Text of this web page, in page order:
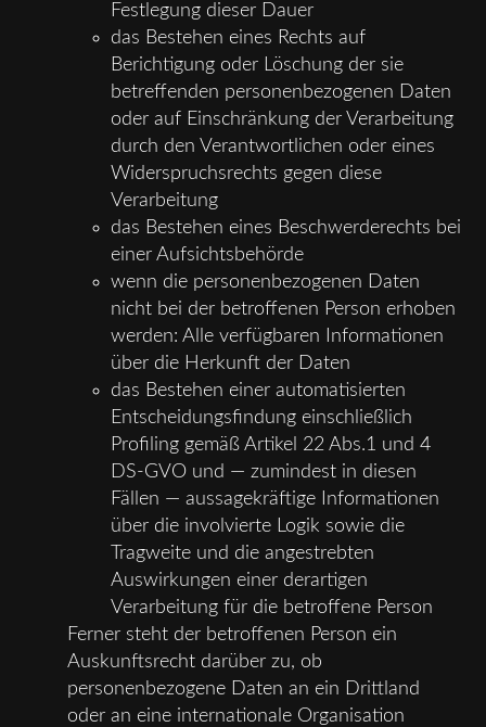
Festlegung dieser Dauer
das Bestehen eines Rechts auf
Berichtigung oder Löschung der sie
betreffenden personenbezogenen Daten
oder auf Einschränkung der Verarbeitung
durch den Verantwortlichen oder eines
Widerspruchsrechts gegen diese
Verarbeitung
das Bestehen eines Beschwerderechts bei
einer Aufsichtsbehörde
wenn die personenbezogenen Daten
nicht bei der betroffenen Person erhoben
werden: Alle verfügbaren Informationen
über die Herkunft der Daten
das Bestehen einer automatisierten
Entscheidungsfindung einschließlich
Profiling gemäß Artikel 22 Abs.1 und 4
DS-GVO und — zumindest in diesen
Fällen — aussagekräftige Informationen
über die involvierte Logik sowie die
Tragweite und die angestrebten
Auswirkungen einer derartigen
Verarbeitung für die betroffene Person
Ferner steht der betroffenen Person ein
Auskunftsrecht darüber zu, ob
personenbezogene Daten an ein Drittland
oder an eine internationale Organisation